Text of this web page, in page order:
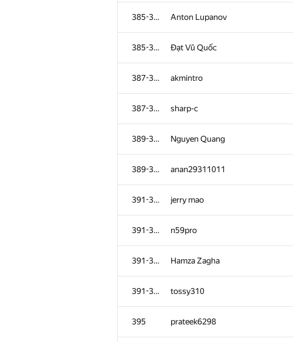
385-386 Anton Lupanov
385-386 Đạt Vũ Quốc
387-388 akmintro
387-388 sharp-c
389-390 Nguyen Quang
389-390 anan29311011
391-394 jerry mao
391-394 n59pro
391-394 Hamza Zagha
391-394 tossy310
395 prateek6298
stenlis.s
Алексей Кулдошин
knightL
afedorov2602
zdanovichdmitry
faishol27
lbn187
Ivan Fekete
joker.in.dubey
verytable